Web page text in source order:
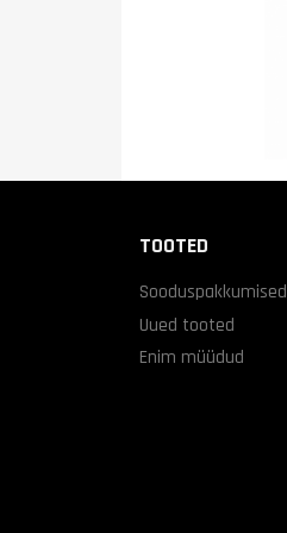
TOOTED
Sooduspakkumised
Uued tooted
Enim müüdud